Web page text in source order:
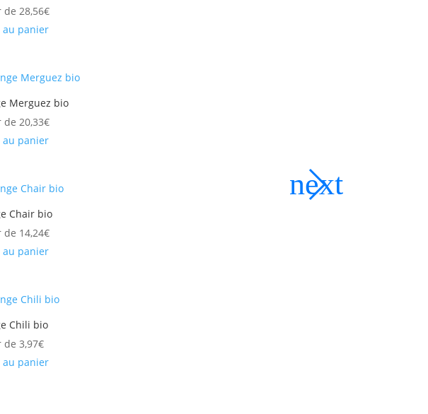
de28,56€
au panier
Merguez bio
de20,33€
au panier
Chair bio
de 14,24€
au panier
Chili bio
de3,97€
au panier